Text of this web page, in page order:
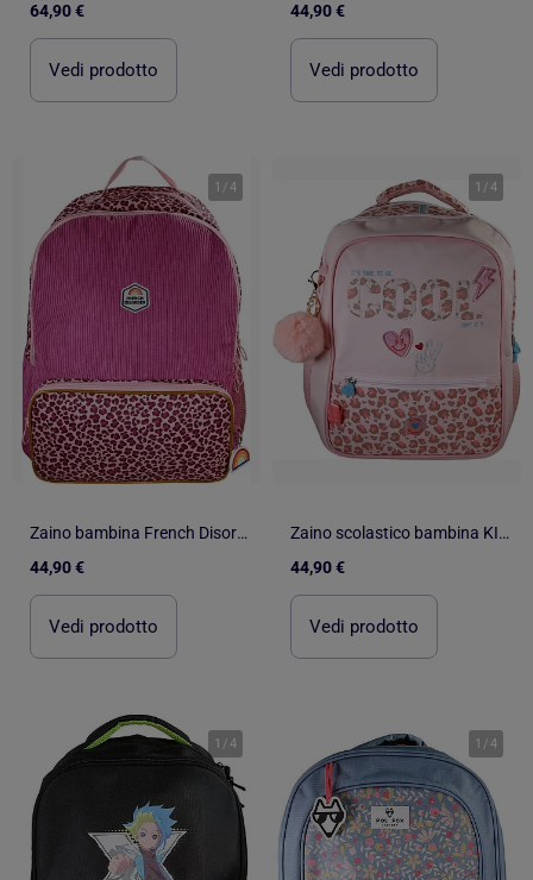
64,90 €
Vedi prodotto
44,90 €
Vedi prodotto
1 /4
Zaino bambina French Disorder in velluto 2 scomparti motivo leopardato rosa
44,90 €
Vedi prodotto
1 /4
Zaino scolastico bambina KIP Graou 2 scomparti rosa motivo leopardato
44,90 €
Vedi prodotto
1 /4 1 /4